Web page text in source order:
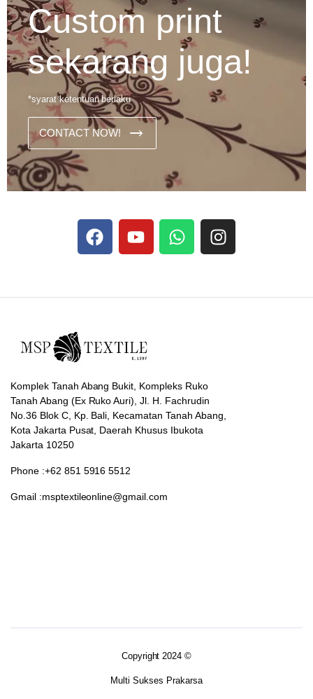
Custom print
sekarang juga!
*syarat ketentuan berlaku
CONTACT NOW!
francophones.
Komplek Tanah Abang Bukit, Kompleks Ruko
Tanah Abang (Ex Ruko Auri), Jl. H. Fachrudin
No.36 Blok C, Kp. Bali, Kecamatan Tanah Abang,
Kota Jakarta Pusat, Daerah Khusus Ibukota
Jakarta 10250
Phone :+62 851 5916 5512
Gmail :msptextileonline@gmail.com
Copyright 2024 ©
Multi Sukses Prakarsa